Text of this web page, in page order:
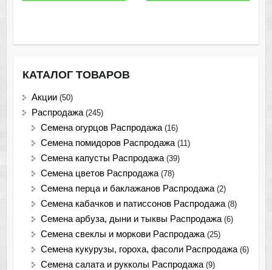
КАТАЛОГ ТОВАРОВ
Акции (50)
Распродажа (245)
Семена огурцов Распродажа (16)
Семена помидоров Распродажа (11)
Семена капусты Распродажа (39)
Семена цветов Распродажа (78)
Семена перца и баклажанов Распродажа (2)
Семена кабачков и патиссонов Распродажа (8)
Семена арбуза, дыни и тыквы Распродажа (6)
Семена свеклы и моркови Распродажа (25)
Семена кукурузы, гороха, фасоли Распродажа (6)
Семена салата и рукколы Распродажа (9)